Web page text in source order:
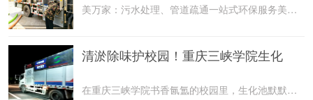
美万家：污水处理、管道疏通一站式环保服务美万家公司，
清淤除味护校园！重庆三峡学院生化
在重庆三峡学院书香氤氲的校园里，生化池默默承载着污水